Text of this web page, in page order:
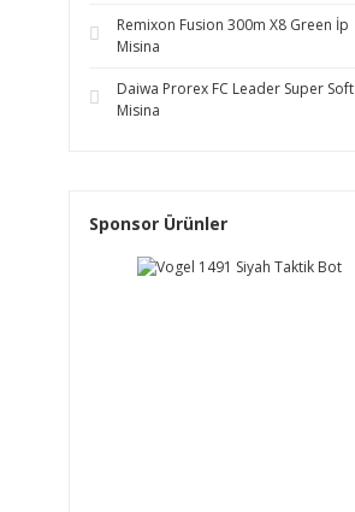
Remixon Fusion 300m X8 Green İp
Misina
Daiwa Prorex FC Leader Super Soft
Misina
Sponsor Ürünler